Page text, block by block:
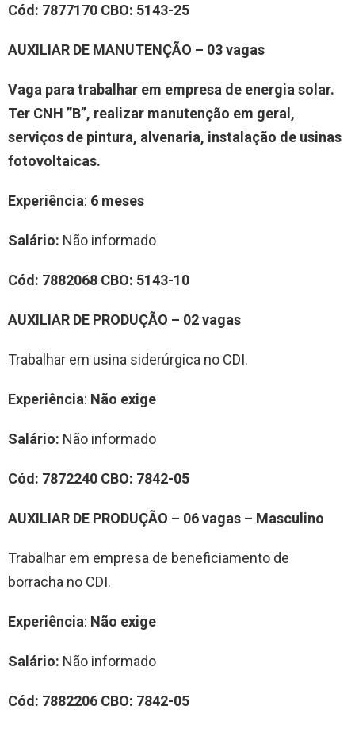
Cód: 7877170 CBO: 5143-25
AUXILIAR DE MANUTENÇÃO – 03 vagas
Vaga para trabalhar em empresa de energia solar.
Ter CNH ”B”, realizar manutenção em geral,
serviços de pintura, alvenaria, instalação de usinas
fotovoltaicas.
Experiência: 6 meses
Salário: Não informado
Cód: 7882068 CBO: 5143-10
AUXILIAR DE PRODUÇÃO – 02 vagas
Trabalhar em usina siderúrgica no CDI.
Experiência: Não exige
Salário: Não informado
Cód: 7872240 CBO: 7842-05
AUXILIAR DE PRODUÇÃO – 06 vagas – Masculino
Trabalhar em empresa de beneficiamento de
borracha no CDI.
Experiência: Não exige
Salário: Não informado
Cód: 7882206 CBO: 7842-05